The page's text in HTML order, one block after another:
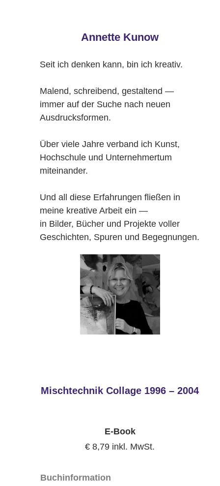
Annette Kunow
Seit ich denken kann, bin ich kreativ.
Malend, schreibend, gestaltend —
immer auf der Suche nach neuen
Ausdrucksformen.
Über viele Jahre verband ich Kunst,
Hochschule und Unternehmertum
miteinander.
Und all diese Erfahrungen fließen in
meine kreative Arbeit ein —
in Bilder, Bücher und Projekte voller
Geschichten, Spuren und Begegnungen.
Mischtechnik Collage 1996 – 2004
E-Book
€ 8,79 inkl. MwSt.
Buchinformation